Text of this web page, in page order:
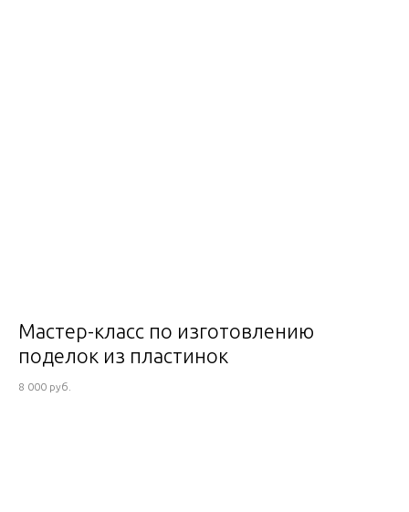
Мастер-класс по изготовлению
поделок из пластинок
8 000 руб.